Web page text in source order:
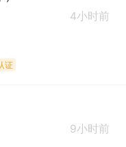
4小时前
证
9小时前